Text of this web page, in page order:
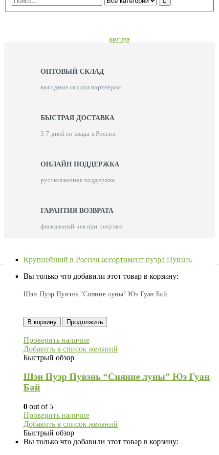
ВЫБРАТЬ ПУЭР
ОПТОВЫЙ СКЛАД
выгодные скидки партнёрам
БЫСТРАЯ ДОСТАВКА
3-7 дней со клада в России
ОНЛАЙН ПОДДЕРЖКА
русскоязычная поддержка
ГАРАНТИЯ ВОЗВРАТА
фискальный чек при покупке
Крупнейший в России ассортимент пуэра Пувэнь
Вы только что добавили этот товар в корзину:
Шэн Пуэр Пувэнь "Сияние луны" Юэ Гуан Бай
В корзину Продолжить
Проверить наличие
Добавить в список желаний
Быстрый обзор
Шэн Пуэр Пувэнь “Сияние луны” Юэ Гуан
Бай
0 out of 5
Проверить наличие
Добавить в список желаний
Быстрый обзор
Вы только что добавили этот товар в корзину: